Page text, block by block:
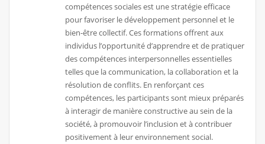
compétences sociales est une stratégie efficace
pour favoriser le développement personnel et le
bien-être collectif. Ces formations offrent aux
individus l’opportunité d’apprendre et de pratiquer
des compétences interpersonnelles essentielles
telles que la communication, la collaboration et la
résolution de conflits. En renforçant ces
compétences, les participants sont mieux préparés
à interagir de manière constructive au sein de la
société, à promouvoir l’inclusion et à contribuer
positivement à leur environnement social.